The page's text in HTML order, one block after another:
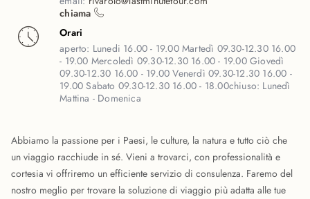
chiama
Orari
aperto: Lunedi 16.00 - 19.00 Martedì 09.30-12.30 16.00
- 19.00 Mercoledì 09.30-12.30 16.00 - 19.00 Giovedì
09.30-12.30 16.00 - 19.00 Venerdì 09.30-12.30 16.00 -
19.00 Sabato 09.30-12.30 16.00 - 18.00chiuso: Lunedì
Mattina - Domenica
Abbiamo la passione per i Paesi, le culture, la natura e tutto ciò che
un viaggio racchiude in sé. Vieni a trovarci, con professionalità e
cortesia vi offriremo un efficiente servizio di consulenza. Faremo del
nostro meglio per trovare la soluzione di viaggio più adatta alle tue